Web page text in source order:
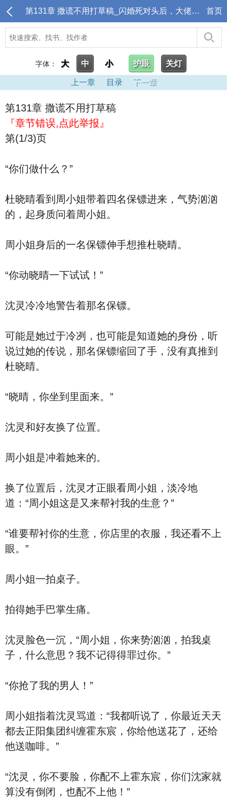
第131章 撒谎不用打草稿_闪婚死对头后，大佬上瘾诱哄生崽 首页
字体： 大 中 小 护眼 关灯
上一章 目录 下一章
第131章 撒谎不用打草稿
『章节错误,点此举报』
第(1/3)页
“你们做什么？”
杜晓晴看到周小姐带着四名保镖进来，气势汹汹
的，起身质问着周小姐。
周小姐身后的一名保镖伸手想推杜晓晴。
“你动晓晴一下试试！”
沈灵冷冷地警告着那名保镖。
可能是她过于冷冽，也可能是知道她的身份，听
说过她的传说，那名保镖缩回了手，没有真推到
杜晓晴。
“晓晴，你坐到里面来。”
沈灵和好友换了位置。
周小姐是冲着她来的。
换了位置后，沈灵才正眼看周小姐，淡冷地
道：“周小姐这是又来帮衬我的生意？”
“谁要帮衬你的生意，你店里的衣服，我还看不上
眼。”
周小姐一拍桌子。
拍得她手巴掌生痛。
沈灵脸色一沉，“周小姐，你来势汹汹，拍我桌
子，什么意思？我不记得得罪过你。”
“你抢了我的男人！”
周小姐指着沈灵骂道：“我都听说了，你最近天天
都去正阳集团纠缠霍东宸，你给他送花了，还给
他送咖啡。”
“沈灵，你不要脸，你配不上霍东宸，你们沈家就
算没有倒闭，也配不上他！”